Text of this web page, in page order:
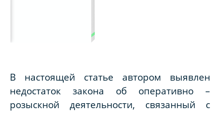
В настоящей статье автором выявлен
недостаток закона об оперативно –
розыскной деятельности, связанный с